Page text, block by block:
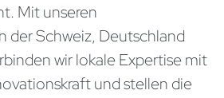
Mit unseren
der Schweiz, Deutschland
wir lokale Expertise mit
und stellen die